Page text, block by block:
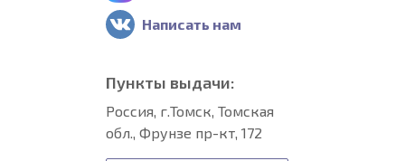
Написать нам
Пункты выдачи:
Россия, г.Томск, Томская
обл., Фрунзе пр-кт, 172